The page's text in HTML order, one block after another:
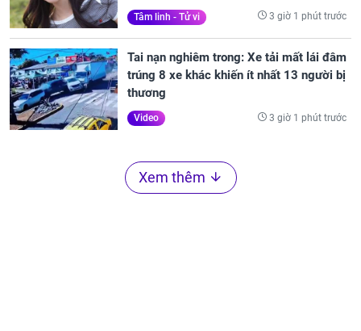
Tâm linh - Tử vi 3 giờ 1 phút trước
Tai nạn nghiêm trong: Xe tải mất lái đâm
trúng 8 xe khác khiến ít nhất 13 người bị
thương
Video 3 giờ 1 phút trước
Xem thêm